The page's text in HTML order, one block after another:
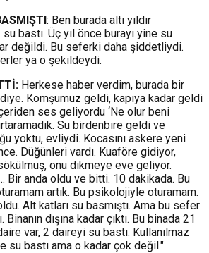
: Ben burada altı yıldır
bastı. Üç yıl önce burayı yine su
değildi. Bu seferki daha şiddetliydi.
ya o şekildeydi.
Herkese haber verdim, burada bir
Komşumuz geldi, kapıya kadar geldi
ses geliyordu ‘Ne olur beni
Su birdenbire geldi ve
yoktu, evliydi. Kocasını askere yeni
Düğünleri vardı. Kuaföre gidiyor,
onu dikmeye eve geliyor.
Bir anda oldu ve bitti. 10 dakikada. Bu
artık. Bu psikolojiyle oturamam.
Alt katları su basmıştı. Ama bu sefer
dışına kadar çıktı. Bu binada 21
var, 2 daireyi su bastı. Kullanılmaz
su bastı ama o kadar çok değil."